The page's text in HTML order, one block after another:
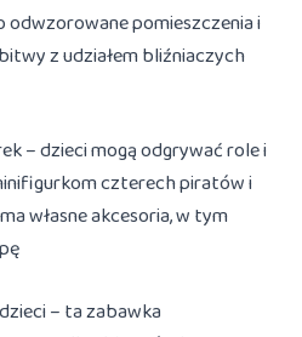
odwzorowane pomieszczenia i
z udziałem bliźniaczych
– dzieci mogą odgrywać role i
czterech piratów i
własne akcesoria, w tym
– ta zabawka